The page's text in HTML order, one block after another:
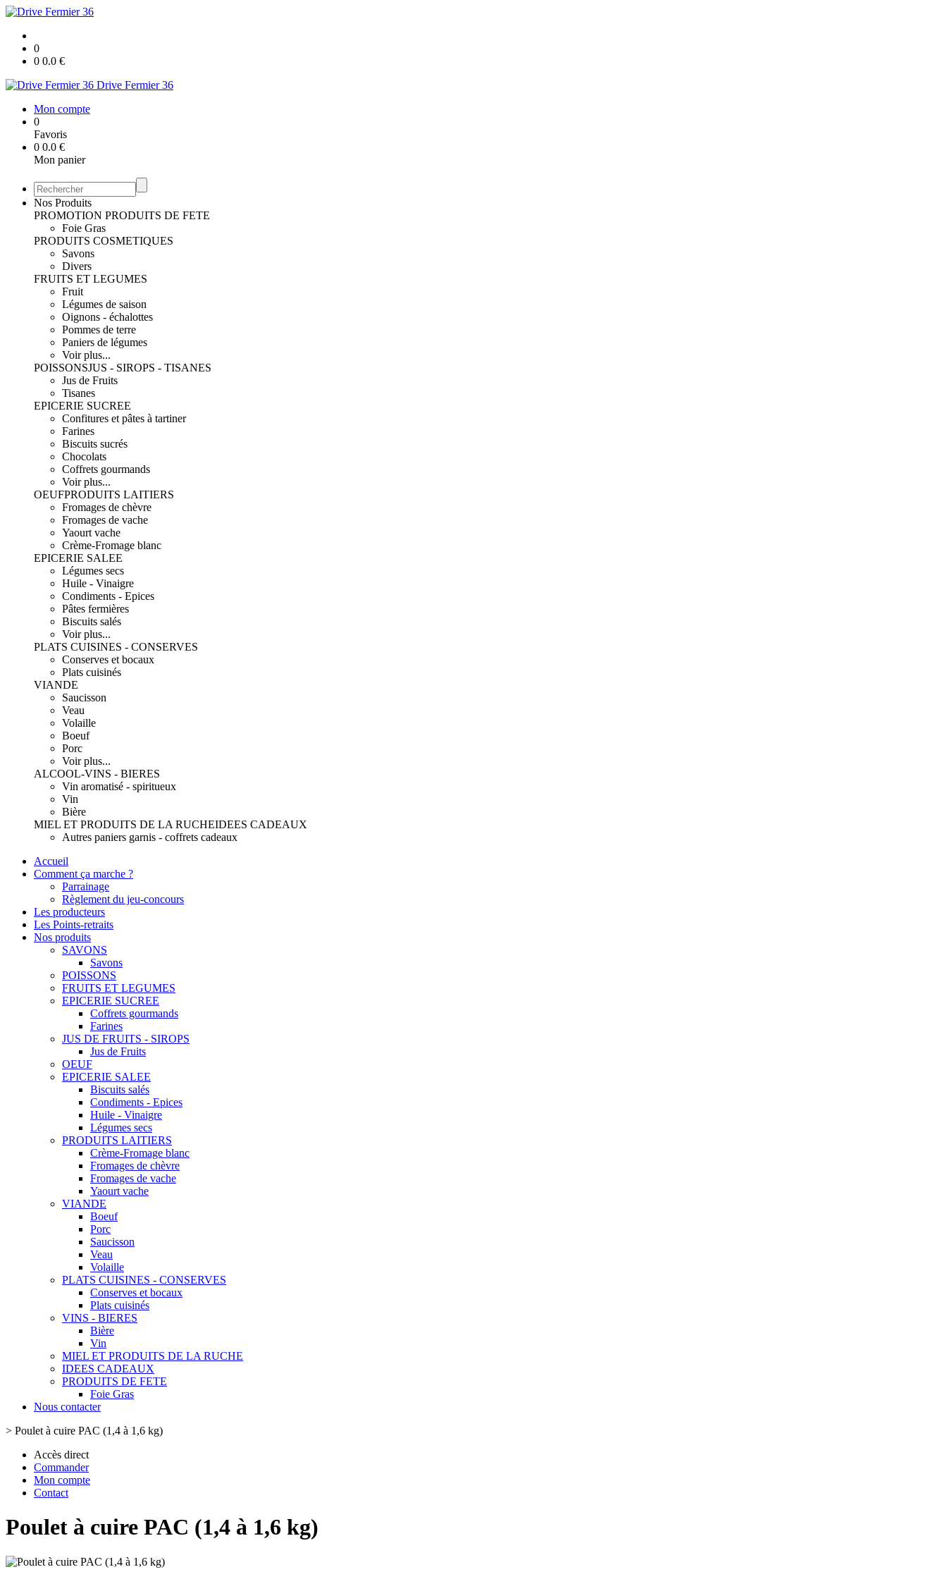
0
0 0.0 €
Drive Fermier 36
Mon compte
0
Favoris
0 0.0 €
Mon panier
Nos Produits
PROMOTION PRODUITS DE FETE
Foie Gras
PRODUITS COSMETIQUES
Savons
Divers
FRUITS ET LEGUMES
Fruit
Légumes de saison
Oignons - échalottes
Pommes de terre
Paniers de légumes
Voir plus...
POISSONSJUS - SIROPS - TISANES
Jus de Fruits
Tisanes
EPICERIE SUCREE
Confitures et pâtes à tartiner
Farines
Biscuits sucrés
Chocolats
Coffrets gourmands
Voir plus...
OEUFPRODUITS LAITIERS
Fromages de chèvre
Fromages de vache
Yaourt vache
Crème-Fromage blanc
EPICERIE SALEE
Légumes secs
Huile - Vinaigre
Condiments - Epices
Pâtes fermières
Biscuits salés
Voir plus...
PLATS CUISINES - CONSERVES
Conserves et bocaux
Plats cuisinés
VIANDE
Saucisson
Veau
Volaille
Boeuf
Porc
Voir plus...
ALCOOL-VINS - BIERES
Vin aromatisé - spiritueux
Vin
Bière
MIEL ET PRODUITS DE LA RUCHEIDEES CADEAUX
Autres paniers garnis - coffrets cadeaux
Accueil
Comment ça marche ?
Parrainage
Règlement du jeu-concours
Les producteurs
Les Points-retraits
Nos produits
SAVONS
Savons
POISSONS
FRUITS ET LEGUMES
EPICERIE SUCREE
Coffrets gourmands
Farines
JUS DE FRUITS - SIROPS
Jus de Fruits
OEUF
EPICERIE SALEE
Biscuits salés
Condiments - Epices
Huile - Vinaigre
Légumes secs
PRODUITS LAITIERS
Crème-Fromage blanc
Fromages de chèvre
Fromages de vache
Yaourt vache
VIANDE
Boeuf
Porc
Saucisson
Veau
Volaille
PLATS CUISINES - CONSERVES
Conserves et bocaux
Plats cuisinés
VINS - BIERES
Bière
Vin
MIEL ET PRODUITS DE LA RUCHE
IDEES CADEAUX
PRODUITS DE FETE
Foie Gras
Nous contacter
> Poulet à cuire PAC (1,4 à 1,6 kg)
Accès direct
Commander
Mon compte
Contact
Poulet à cuire PAC (1,4 à 1,6 kg)